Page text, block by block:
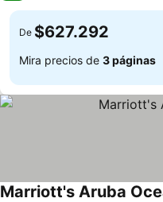
De $627.292
Mira precios de 3 páginas
Marriott's Aruba